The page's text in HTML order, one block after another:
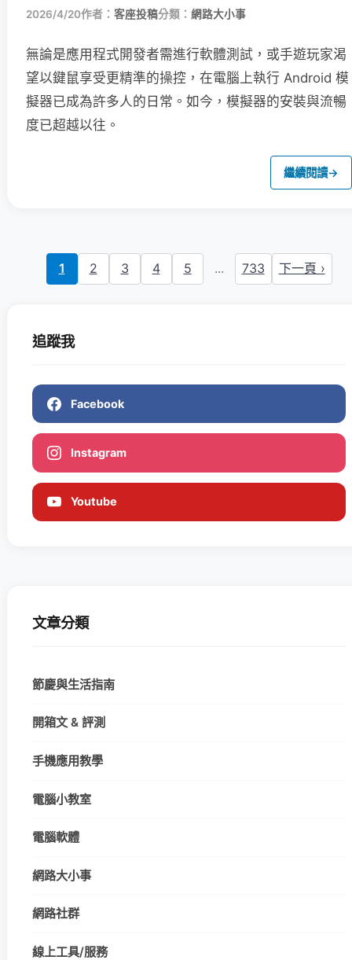
2026/4/20作者： 客座投稿分類： 網路大小事
無論是應用程式開發者需進行軟體測試，或手遊玩家渴
望以鍵鼠享受更精準的操控，在電腦上執行 Android 模
擬器已成為許多人的日常。如今，模擬器的安裝與流暢
度已超越以往。
繼續閱讀→
1 2 3 4 5 ... 733 下一頁 ›
追蹤我
Facebook
Instagram
Youtube
文章分類
節慶與生活指南
開箱文 & 評測
手機應用教學
電腦小教室
電腦軟體
網路大小事
網路社群
線上工具/服務